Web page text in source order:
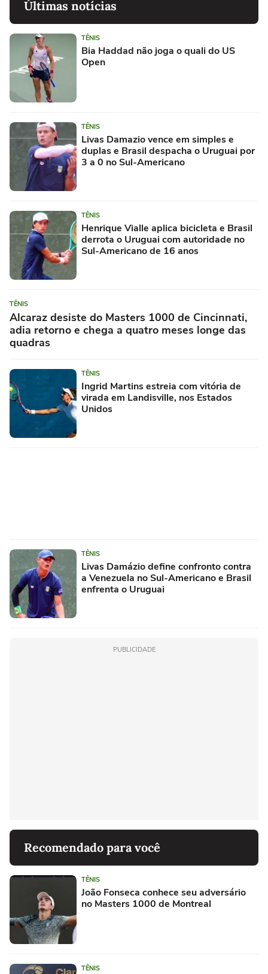
Últimas notícias
TÊNIS
Bia Haddad não joga o quali do US
Open
TÊNIS
Livas Damazio vence em simples e
duplas e Brasil despacha o Uruguai por
3 a 0 no Sul-Americano
TÊNIS
Henrique Vialle aplica bicicleta e Brasil
derrota o Uruguai com autoridade no
Sul-Americano de 16 anos
TÊNIS
Alcaraz desiste do Masters 1000 de Cincinnati,
adia retorno e chega a quatro meses longe das
quadras
TÊNIS
Ingrid Martins estreia com vitória de
virada em Landisville, nos Estados
Unidos
TÊNIS
Livas Damázio define confronto contra
a Venezuela no Sul-Americano e Brasil
enfrenta o Uruguai
PUBLICIDADE
Recomendado para você
TÊNIS
João Fonseca conhece seu adversário
no Masters 1000 de Montreal
TÊNIS